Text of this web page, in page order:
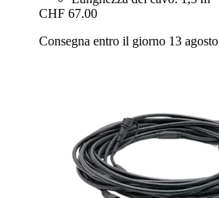
CHF 67.00
Consegna entro il giorno 13 agosto